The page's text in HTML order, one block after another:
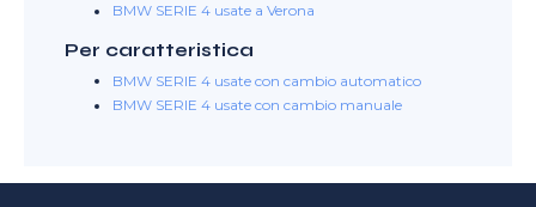
BMW SERIE 4 usate a Verona
Per caratteristica
BMW SERIE 4 usate con cambio automatico
BMW SERIE 4 usate con cambio manuale